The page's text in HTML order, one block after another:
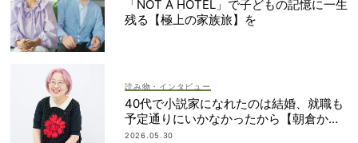
「NOT A HOTEL」で子どもの記憶に一生
残る【極上の家族旅】を
読み物・インタビュー
40代で小説家になれたのは結婚、就職も
予定通りにいかなかったから【朝倉かす
みさん】
2026.05.30